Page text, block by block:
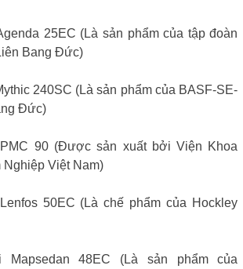
25EC (Là sản phẩm của tập đoàn
Bang Đức)
240SC (Là sản phẩm của BASF-SE-
Đức)
90 (Được sản xuất bởi Viện Khoa
Nghiệp Việt Nam)
50EC (Là chế phẩm của Hockley
Mapsedan 48EC (Là sản phẩm của